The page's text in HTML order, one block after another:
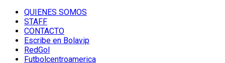
QUIENES SOMOS
STAFF
CONTACTO
Escribe en Bolavip
RedGol
Futbolcentroamerica